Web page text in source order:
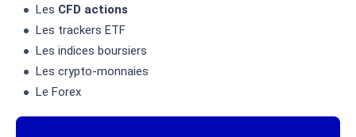
Les CFD actions
Les trackers ETF
Les indices boursiers
Les crypto-monnaies
Le Forex